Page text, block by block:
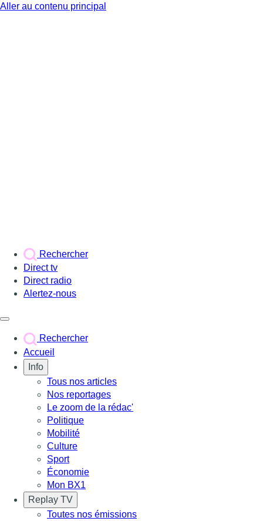
Aller au contenu principal
Rechercher
Direct tv
Direct radio
Alertez-nous
Rechercher
Accueil
Info
Tous nos articles
Nos reportages
Le zoom de la rédac'
Politique
Mobilité
Culture
Sport
Économie
Mon BX1
Replay TV
Toutes nos émissions